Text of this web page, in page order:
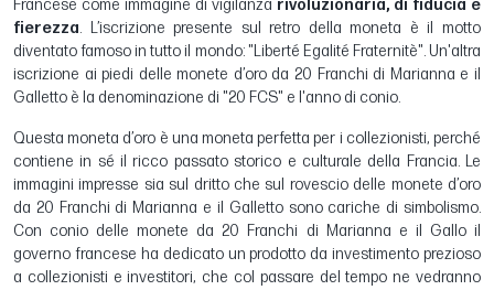
Francese come immagine di vigilanza rivoluzionaria, di fiducia e
fierezza. L’iscrizione presente sul retro della moneta è il motto
diventato famoso in tutto il mondo: "Liberté Egalité Fraternitè". Un'altra
iscrizione ai piedi delle monete d’oro da 20 Franchi di Marianna e il
Galletto è la denominazione di "20 FCS" e l'anno di conio.
Questa moneta d’oro è una moneta perfetta per i collezionisti, perché
contiene in sé il ricco passato storico e culturale della Francia. Le
immagini impresse sia sul dritto che sul rovescio delle monete d’oro
da 20 Franchi di Marianna e il Galletto sono cariche di simbolismo.
Con conio delle monete da 20 Franchi di Marianna e il Gallo il
governo francese ha dedicato un prodotto da investimento prezioso
a collezionisti e investitori, che col passare del tempo ne vedranno